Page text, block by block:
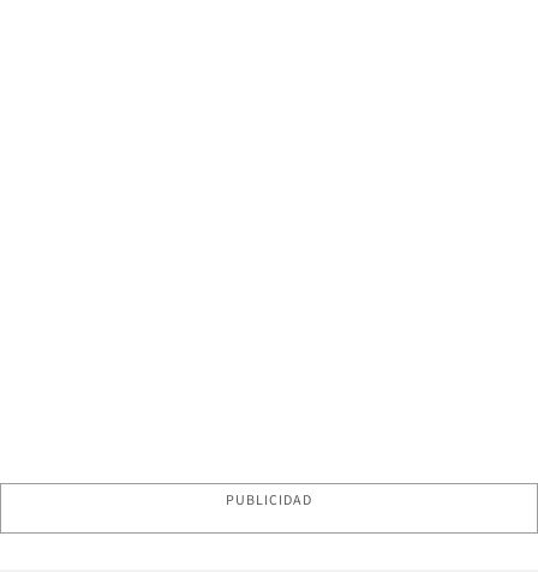
PUBLICIDAD